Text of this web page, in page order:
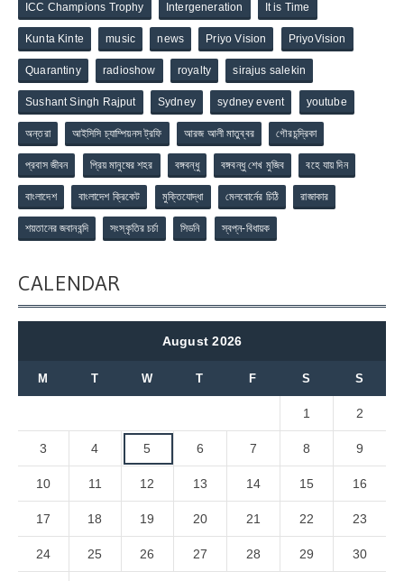
ICC Champions Trophy Intergeneration It is Time
Kunta Kinte music news Priyo Vision PriyoVision
Quarantiny radioshow royalty sirajus salekin
Sushant Singh Rajput Sydney sydney event youtube
অন্তরা আইসিসি চ্যাম্পিয়নস ট্রফি আরজ আলী মাতুব্বর গৌরচন্দ্রিকা
প্রবাস জীবন প্রিয় মানুষের শহর বঙ্গবন্ধু বঙ্গবন্ধু শেখ মুজিব বহে যায় দিন
বাংলাদেশ বাংলাদেশ ক্রিকেট মুক্তিযোদ্ধা মেলবোর্নের চিঠি রাজাকার
শয়তানের জবানবন্দি সংস্কৃতির চর্চা সিডনি স্বপ্ন-বিধায়ক
CALENDAR
August 2026
M T W T F S S
1 2
3 4 5 6 7 8 9
10 11 12 13 14 15 16
17 18 19 20 21 22 23
24 25 26 27 28 29 30